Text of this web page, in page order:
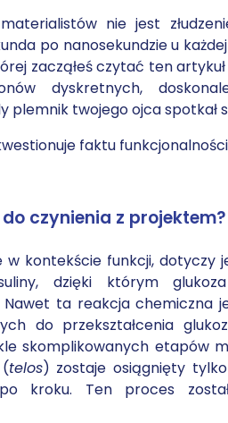
nie jest
po nanosekundzie u
zacząłeś czytać ten
dyskretnych,
plemnik twojego ojca spotkał
faktu
czynienia z projektem?
w kontekście funkcji, dotyczy
dzięki którym
ta reakcja chemiczna
do przekształcenia
skomplikowanych etapów
telos) zostaje osiągnięty
kroku. Ten proces